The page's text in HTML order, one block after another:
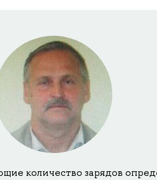
количество зарядов